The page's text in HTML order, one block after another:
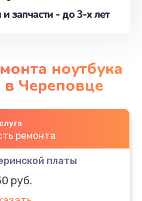
запчасти - до 3-х лет
ноутбука
Череповце
ремонта
платы
руб.